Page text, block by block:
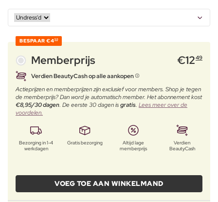
BESPAAR €450
Memberprijs €1249
Verdien BeautyCash op alle aankopen
Actieprijzen en memberprijzen zijn exclusief voor members. Shop je tegen
de memberprijs? Dan word je automatisch member. Het abonnement kost
€8,95/30 dagen. De eerste 30 dagen isgratis. Lees meer over de
voordelen.
Bezorging in 1-4
werkdagen
Gratis bezorging
Altijd lage
memberprijs
Verdien
BeautyCash
VOEG TOE AAN WINKELMAND